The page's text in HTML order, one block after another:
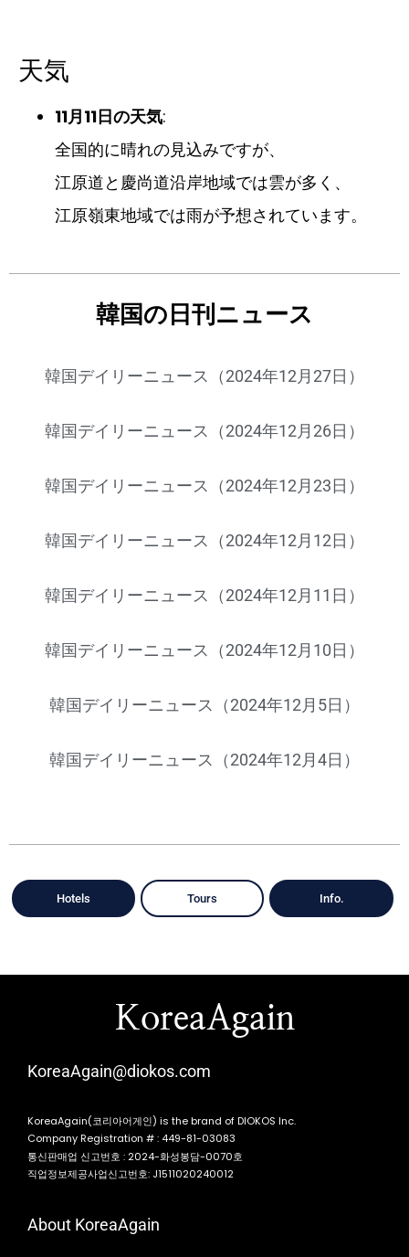
天気
11月11日の天気:
全国的に晴れの見込みですが、
江原道と慶尚道沿岸地域では雲が多く、
江原嶺東地域では雨が予想されています。
韓国の日刊ニュース
韓国デイリーニュース（2024年12月27日）
韓国デイリーニュース（2024年12月26日）
韓国デイリーニュース（2024年12月23日）
韓国デイリーニュース（2024年12月12日）
韓国デイリーニュース（2024年12月11日）
韓国デイリーニュース（2024年12月10日）
韓国デイリーニュース（2024年12月5日）
韓国デイリーニュース（2024年12月4日）
Hotels Tours Info.
KoreaAgain
KoreaAgain@diokos.com
KoreaAgain(코리아어게인) is the brand of DIOKOS Inc.
Company Registration # : 449-81-03083
통신판매업 신고번호 : 2024-화성봉담-0070호
직업정보제공사업신고번호: J1511020240012
About KoreaAgain